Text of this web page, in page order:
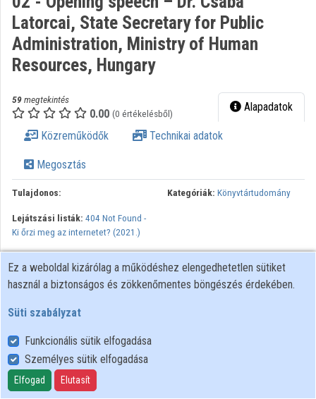
Közreműködők
Megjelenés:világos
Latorcai, State Secretary for Public
Administration, Ministry of Human
Resources, Hungary
59megtekintés
0.00 (0 értékelésből) Alapadatok
Közreműködők Technikai adatok
Megosztás
Tulajdonos: Kategóriák: Könyvtártudomány
Lejátszási listák: 404 Not Found -
Ki őrzi meg az internetet? (2021.)
nyelven angol nyelvű felirattal.
Felhasználói szabályzat
Adatkezelési tájékoztató
Süti szabályzat
Ez a weboldal kizárólag a működéshez elengedhetetlen sütiket
használ a biztonságos és zökkenőmentes böngészés érdekében.
Süti szabályzat
Funkcionális sütik elfogadása
Személyes sütik elfogadása
Elfogad Elutasít